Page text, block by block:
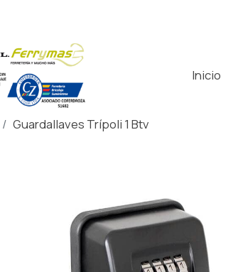
Inicio
Guardallaves Trípoli 1 Btv